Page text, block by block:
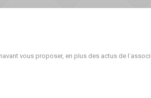
vous proposer, en plus des actus de